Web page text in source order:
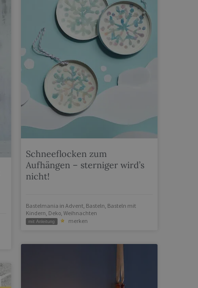
Schneeflocken zum
Aufhängen – sterniger wird’s
nicht!
Bastelmania in Advent Basteln Basteln mit
Kindern Deko Weihnachten
mit Anleitung merken